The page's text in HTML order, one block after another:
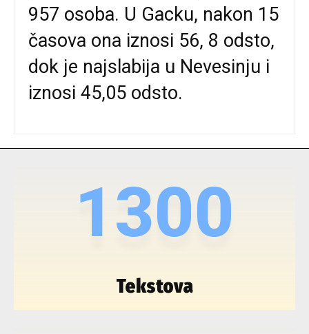
957 osoba. U Gacku, nakon 15
časova ona iznosi 56, 8 odsto,
dok je najslabija u Nevesinju i
iznosi 45,05 odsto.
1300
Tekstova